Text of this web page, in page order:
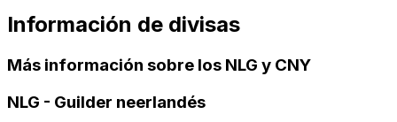
Información de divisas
Más información sobre los NLG y CNY
NLG - Guilder neerlandés